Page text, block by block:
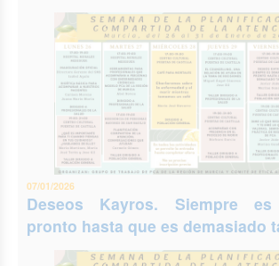
07/01/2026
Deseos Kayros. Siempre es
pronto hasta que es demasiado